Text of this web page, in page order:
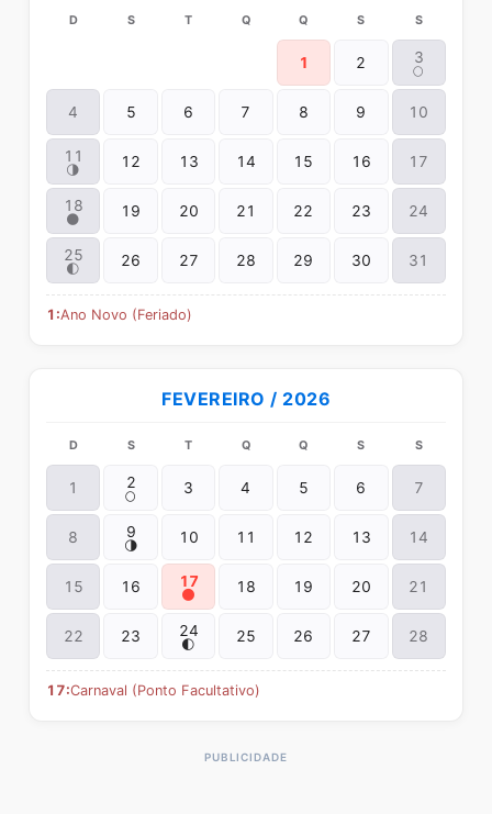
D S T Q Q S S
1 2 3
🌕
4 5 6 7 8 9 10
11
🌗 12 13 14 15 16 17
18
🌑 19 20 21 22 23 24
25
🌓 26 27 28 29 30 31
1:Ano Novo (Feriado)
FEVEREIRO / 2026
D S T Q Q S S
1 2
🌕 3 4 5 6 7
8 9
🌗 10 11 12 13 14
15 16 17
🌑 18 19 20 21
22 23 24
🌓 25 26 27 28
17:Carnaval (Ponto Facultativo)